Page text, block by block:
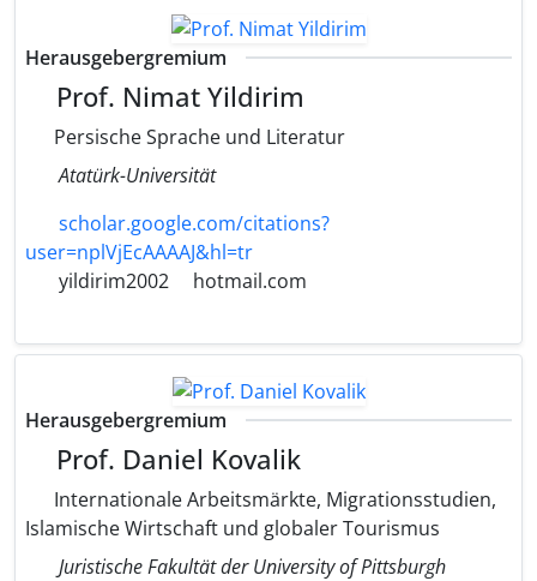
Herausgebergremium
Prof. Nimat Yildirim
Persische Sprache und Literatur
Atatürk-Universität
scholar.google.com/citations?
user=nplVjEcAAAAJ&hl=tr
yildirim2002
hotmail.com
Herausgebergremium
Prof. Daniel Kovalik
Internationale Arbeitsmärkte, Migrationsstudien,
Islamische Wirtschaft und globaler Tourismus
Juristische Fakultät der University of Pittsburgh